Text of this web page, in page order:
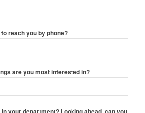
reach you by phone?
are you most interested in?
your department? Looking ahead, can you